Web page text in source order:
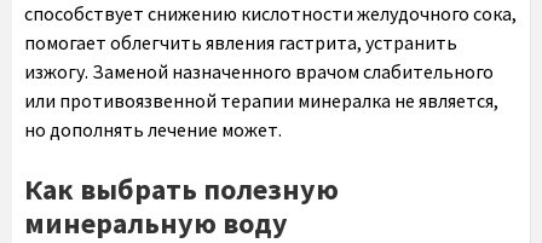
способствует снижению кислотности желудочного сока,
помогает облегчить явления гастрита, устранить
изжогу. Заменой назначенного врачом слабительного
или противоязвенной терапии минералка не является,
но дополнять лечение может.
Как выбрать полезную
минеральную воду